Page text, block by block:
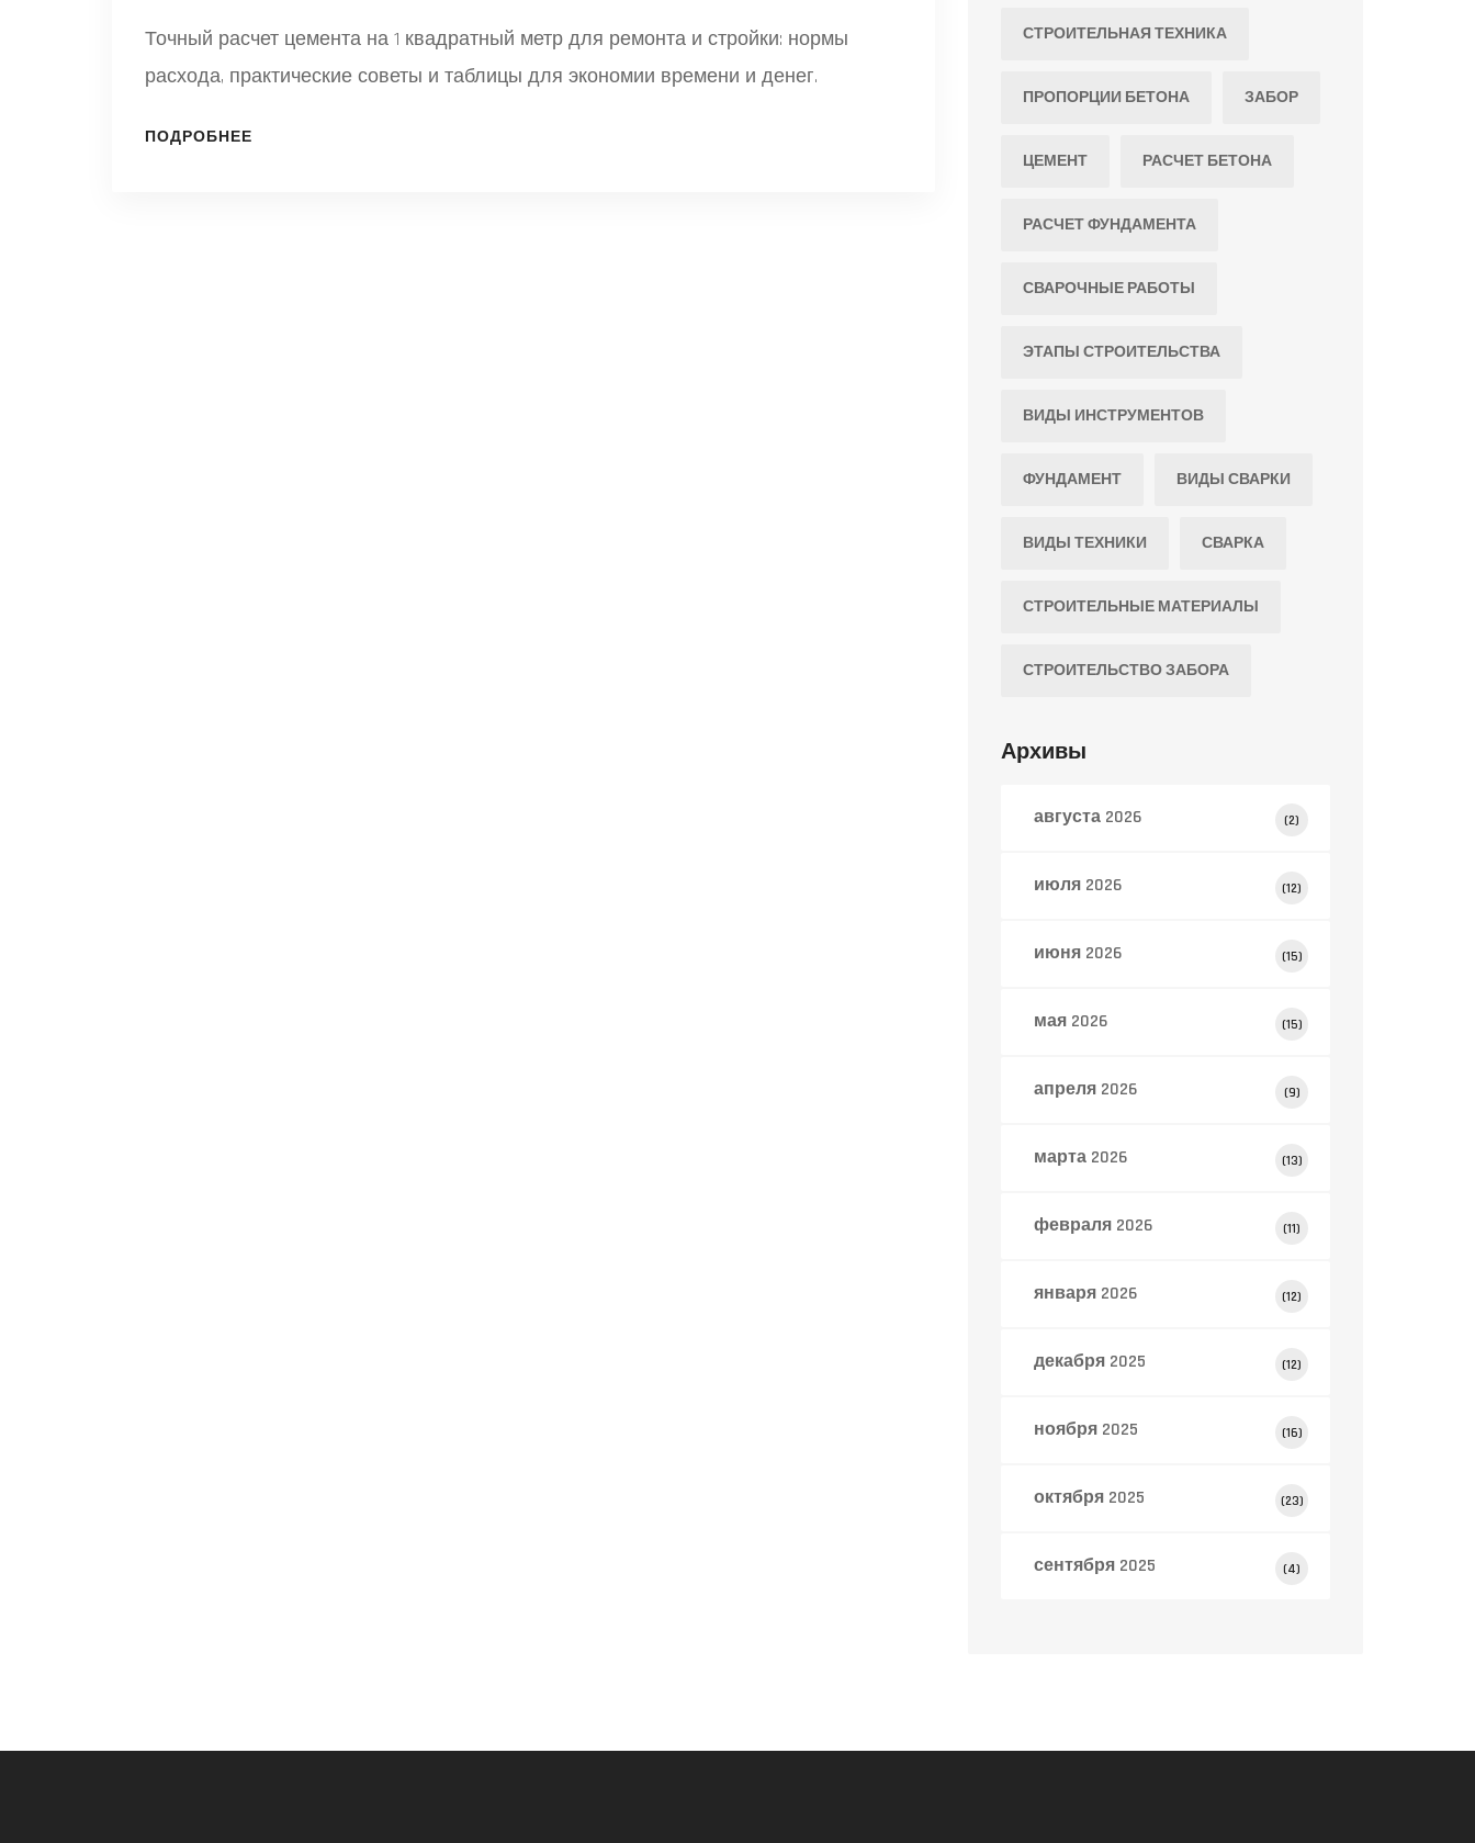
Точный расчет цемента на 1 квадратный метр для ремонта и стройки: нормы
расхода, практические советы и таблицы для экономии времени и денег.
ПОДРОБНЕЕ
СТРОИТЕЛЬНАЯ ТЕХНИКА
ПРОПОРЦИИ БЕТОНА ЗАБОР
ЦЕМЕНТ РАСЧЕТ БЕТОНА
РАСЧЕТ ФУНДАМЕНТА
СВАРОЧНЫЕ РАБОТЫ
ЭТАПЫ СТРОИТЕЛЬСТВА
ВИДЫ ИНСТРУМЕНТОВ
ФУНДАМЕНТ ВИДЫ СВАРКИ
ВИДЫ ТЕХНИКИ СВАРКА
СТРОИТЕЛЬНЫЕ МАТЕРИАЛЫ
СТРОИТЕЛЬСТВО ЗАБОРА
Архивы
августа 2026 (2)
июля 2026 (12)
июня 2026 (15)
мая 2026 (15)
апреля 2026 (9)
марта 2026 (13)
февраля 2026 (11)
января 2026 (12)
декабря 2025 (12)
ноября 2025 (16)
октября 2025 (23)
сентября 2025 (4)